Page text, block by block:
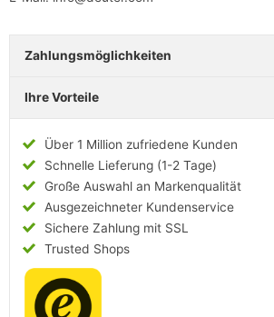
Zahlungsmöglichkeiten
Ihre Vorteile
Über 1 Million zufriedene Kunden
Schnelle Lieferung (1-2 Tage)
Große Auswahl an Markenqualität
Ausgezeichneter Kundenservice
Sichere Zahlung mit SSL
Trusted Shops